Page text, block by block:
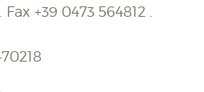
. Fax +39 0473 564812 .